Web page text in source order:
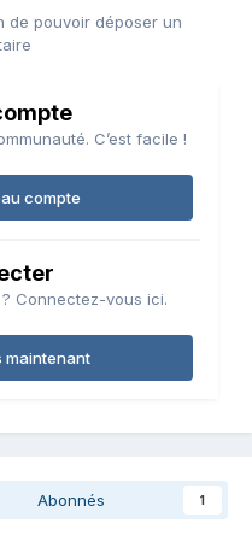
de pouvoir déposer un
C’est facile !
compte
Connectez-vous ici.
Abonnés 1